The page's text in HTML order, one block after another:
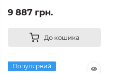
9 887 грн.
До кошика
Популярний